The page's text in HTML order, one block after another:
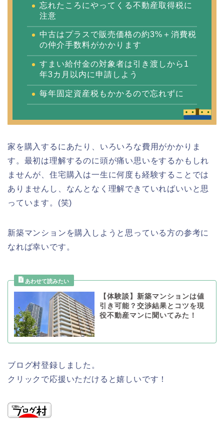
忘れたころにやってくる不動産取得税に
注意
中古はプラスで販売価格の約3%＋消費税
の仲介手数料がかかります
すまい給付金の対象者は引き渡しから1
年3カ月以内に申請しよう
毎年固定資産税もかかるので忘れずに
家を購入するにあたり、いろいろな費用がかかりま
す。最初は理解するのに頭が痛い思いをするかもしれ
ませんが、住宅購入は一生に何度も経験することでは
ありませんし、なんとなく理解できていればいいと思
っています。(笑)
新築マンションを購入しようと思っている方の参考に
なれば幸いです。
【体験談】新築マンションは値
引き可能？交渉結果とコツを現
役不動産マンに聞いてみた！
ブログ村登録しました。
クリックで応援いただけると嬉しいです！